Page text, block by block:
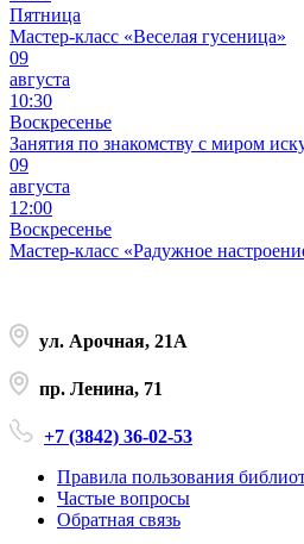
Пятница
Мастер-класс «Веселая гусеница»
09
августа
10:30
Воскресенье
Занятия по знакомству с миром
09
августа
12:00
Воскресенье
Мастер-класс «Радужное
ул. Арочная, 21А
пр. Ленина, 71
+7 (3842) 36-02-53
Правила пользования
Частые вопросы
Обратная связь